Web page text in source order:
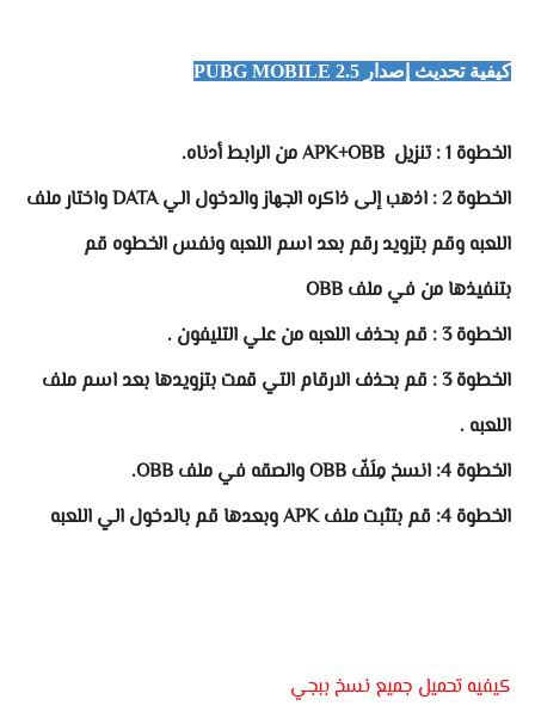
كيفية تحديث إصدار PUBG MOBILE 2.5
الخطوة 1 : تنزيل APK+OBB من الرابط أدناه.
الخطوة 2
: اذهب إلى ذاكره الجهاز والدخول الي DATA واختار ملف
اللعبه وقم بتزويد رقم بعد اسم اللعبه ونفس الخطوه قم
بتنفيذها من في ملف OBB
الخطوة 3 : قم بحذف اللعبه من علي التليفون .
الخطوة 3 : قم بحذف الارقام التي قمت بتزويدها بعد اسم ملف
اللعبه .
الخطوة 4: انسخ مِلَفّ OBB والصقه في ملف OBB.
الخطوة 4: قم بتثبت ملف APK وبعدها قم بالدخول الي اللعبه
كيفيه تحميل جميع نسخ ببجي